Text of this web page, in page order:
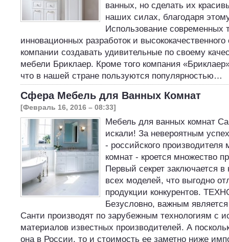
ванных, но сделать их
наших силах, благодаря
Использование современных
инновационных разработок и
компании создавать удивительные по своему
мебели Бриклаер. Кроме того компания
что в нашей стране пользуются популярностью…
Сфера Мебель для Ванных Комнат
[Февраль 16, 2016 – 08:33]
Мебель для ванных комнат
искали! За невероятным
- российского
комнат - кроется множество
Первый секрет заключается
всех моделей, что выгодно
продукции конкурентов.
Безусловно, важным
Санти производят по зарубежным технологиям с
материалов известных производителей. А
она в России, то и стоимость ее заметно ниже